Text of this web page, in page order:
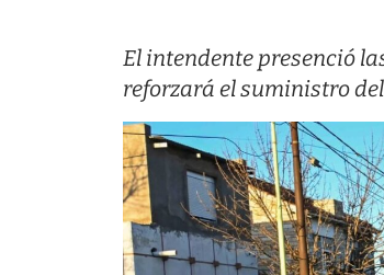
El intendente presenció
reforzará el suministro